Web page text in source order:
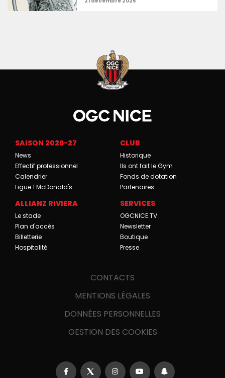
SAISON 2026-27
News
Effectif professionnel
Calendrier
Ligue 1 McDonald's
CLUB
Historique
Ils ont fait le Gym
Fonds de dotation
Partenaires
ALLIANZ RIVIERA
Le stade
Plan d'accès
Billetterie
Hospitalité
SERVICES
OGCNICE.TV
Newsletter
Boutique
Presse
CONTACTS
MENTIONS LÉGALES
DONNÉES PERSONNELLES
GESTION DES COOKIES